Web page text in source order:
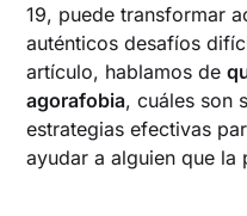
19, puede transformar
auténticos desafíos
artículo, hablamos de
agorafobia, cuáles son
estrategias efectivas
ayudar a alguien que la